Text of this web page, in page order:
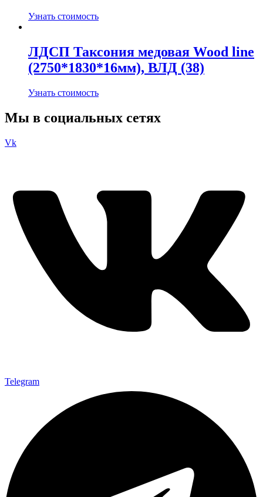
Узнать стоимость
ЛДСП Таксония медовая Wood line
(2750*1830*16мм), ВЛД (38)
Узнать стоимость
Мы в социальных сетях
Vk
Telegram